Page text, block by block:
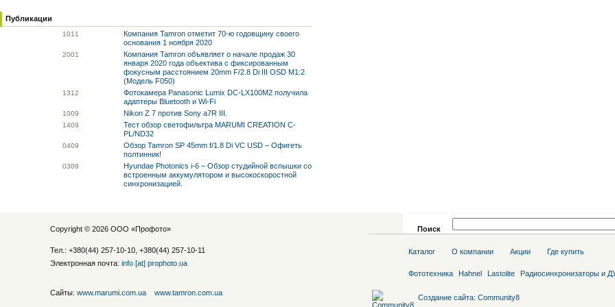
Публикации
1011
Компания Tamron отметит 70-ю годовщину своего
основания 1 ноября 2020
2001
Компания Tamron объявляет о начале продаж 30
января 2020 года объектива с фиксированным
фокусным расстоянием 20mm F/2.8 Di III OSD M1:2
(Модель F050)
1312
Фотокамера Panasonic Lumix DC-LX100M2 получила
адаптеры Bluetooth и Wi-Fi
1009 Nikon Z 7 против Sony a7R III.
1409
Тест обзор светофильтра MARUMI CREATION C-
PL/ND32
0409
Обзор Tamron SP 45mm f/1.8 Di VC USD – Офигеть
полтинник!
0309
Hyundae Photonics i-6 – Обзор студийной вспышки со
встроенным аккумулятором и высокоскоростной
синхронизацией.
Copyright © 2026 ООО «Профото»
Тел.: +380(44) 257-10-10, +380(44) 257-10-11
Электронная почта: info [at] prophoto.ua
Сайты: www.marumi.com.ua www.tamron.com.ua
Поиск
Каталог О компании Акции Где купить
Фототехника Hahnel Lastolite Радиосинхронизаторы и
Создание сайта: Community8